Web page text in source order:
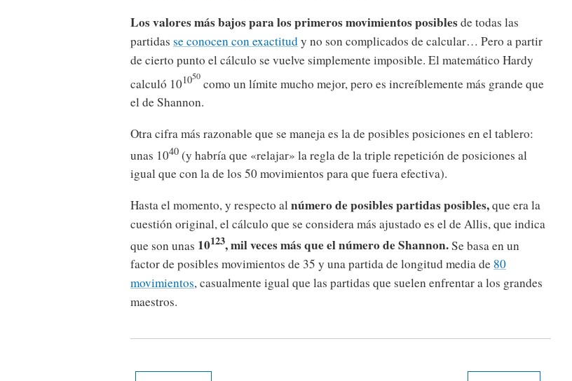
Los valores más bajos para los primeros movimientos posiblesde todas las
partidas se conocen con exactitudy no son complicados de calcular… Pero a partir
de cierto punto el cálculo se vuelve simplemente imposible. El matemático Hardy
calculó 101050 como un límite mucho mejor, pero es increíblemente más grande que
el de Shannon.
Otra cifra más razonable que se maneja es la de posibles posiciones en el tablero:
unas 1040 (y habría que «relajar» la regla de la triple repetición de posiciones al
igual que con la de los 50 movimientos para que fuera efectiva).
Hasta el momento, y respecto al número de posibles partidas posibles,que era la
cuestión original, el cálculo que se considera más ajustado es el de Allis, que indica
que son unas 10123, mil veces más que el número de Shannon.Se basa en un
factor de posibles movimientos de 35 y una partida de longitud media de 80
movimientos, casualmente igual que las partidas que suelen enfrentar a los grandes
maestros.